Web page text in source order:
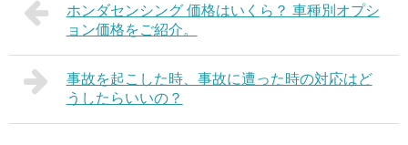
ホンダセンシング 価格はいくら？ 車種別オプシ
ョン価格をご紹介。
事故を起こした時、事故に遭った時の対応はど
うしたらいいの？